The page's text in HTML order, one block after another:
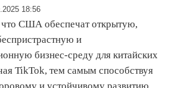
18:56
что США обеспечат открытую,
и
бизнес-среду для китайских
TikTok, тем самым способствуя